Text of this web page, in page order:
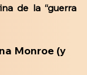
de la “guerra
Monroe (y